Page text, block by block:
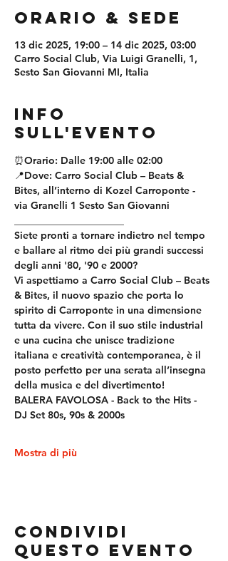
Orario & Sede
13 dic 2025, 19:00 – 14 dic 2025, 03:00
Carro Social Club, Via Luigi Granelli, 1,
Sesto San Giovanni MI, Italia
Info
sull'evento
⏰Orario: Dalle 19:00 alle 02:00
📍Dove: Carro Social Club – Beats &
Bites, all’interno di Kozel Carroponte -
via Granelli 1 Sesto San Giovanni
Siete pronti a tornare indietro nel tempo
e ballare al ritmo dei più grandi successi
degli anni '80, '90 e 2000?
Vi aspettiamo a Carro Social Club – Beats
& Bites, il nuovo spazio che porta lo
spirito di Carroponte in una dimensione
tutta da vivere. Con il suo stile industrial
e una cucina che unisce tradizione
italiana e creatività contemporanea, è il
posto perfetto per una serata all’insegna
della musica e del divertimento!
BALERA FAVOLOSA - Back to the Hits -
DJ Set 80s, 90s & 2000s
Mostra di più
Condividi
questo evento